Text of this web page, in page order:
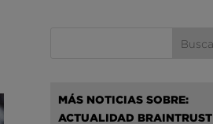
MÁS NOTICIAS SOBRE:
ACTUALIDAD BRAINTRUST